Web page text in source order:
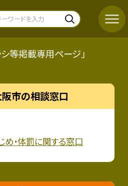
等掲載専用ページ」
市の相談窓口
め・体罰に関する窓口